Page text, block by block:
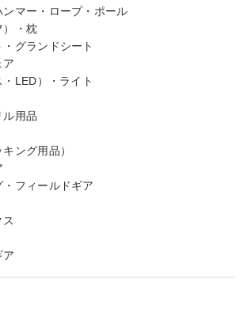
マー・ロープ・ポール
）・枕
グランドシート
ア
LED）・ライト
ル用品
ング用品）
フィールドギア
ア